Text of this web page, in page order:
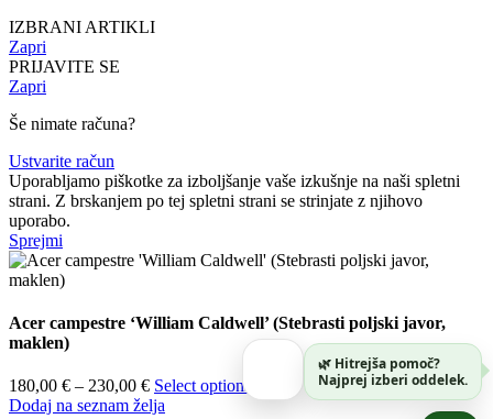
IZBRANI ARTIKLI
Zapri
PRIJAVITE SE
Zapri
Še nimate računa?
Ustvarite račun
Uporabljamo piškotke za izboljšanje vaše izkušnje na naši spletni
strani. Z brskanjem po tej spletni strani se strinjate z njihovo
uporabo.
Sprejmi
Acer campestre ‘William Caldwell’ (Stebrasti poljski javor,
maklen)
180,00 € – 230,00 €Cenovni
razpon:
Select options
Dodaj na seznam želja
🌿 Hitrejša pomoč?
Najprej izberi oddelek.